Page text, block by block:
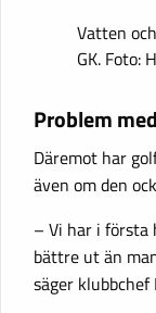
Vatten
GK. Foto:
Problem
Däremot har
även om den
– Vi har i första
bättre ut än
säger klubbchef